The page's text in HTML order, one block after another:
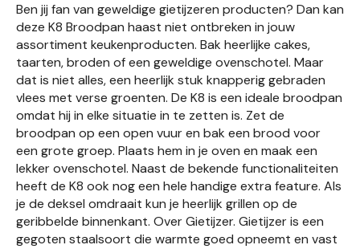
Ben jij fan van geweldige gietijzeren producten? Dan kan
deze K8 Broodpan haast niet ontbreken in jouw
assortiment keukenproducten. Bak heerlijke cakes,
taarten, broden of een geweldige ovenschotel. Maar
dat is niet alles, een heerlijk stuk knapperig gebraden
vlees met verse groenten. De K8 is een ideale broodpan
omdat hij in elke situatie in te zetten is. Zet de
broodpan op een open vuur en bak een brood voor
een grote groep. Plaats hem in je oven en maak een
lekker ovenschotel. Naast de bekende functionaliteiten
heeft de K8 ook nog een hele handige extra feature. Als
je de deksel omdraait kun je heerlijk grillen op de
geribbelde binnenkant. Over Gietijzer. Gietijzer is een
gegoten staalsoort die warmte goed opneemt en vast